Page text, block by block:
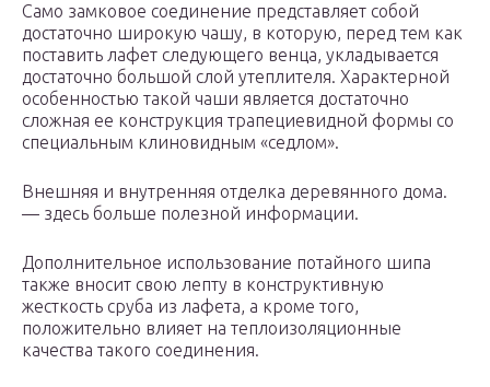
Само замковое соединение представляет собой
достаточно широкую чашу, в которую, перед тем как
поставить лафет следующего венца, укладывается
достаточно большой слой утеплителя. Характерной
особенностью такой чаши является достаточно
сложная ее конструкция трапециевидной формы со
специальным клиновидным «седлом».
Внешняя и внутренняя отделка деревянного дома.
— здесь больше полезной информации.
Дополнительное использование потайного шипа
также вносит свою лепту в конструктивную
жесткость сруба из лафета, а кроме того,
положительно влияет на теплоизоляционные
качества такого соединения.